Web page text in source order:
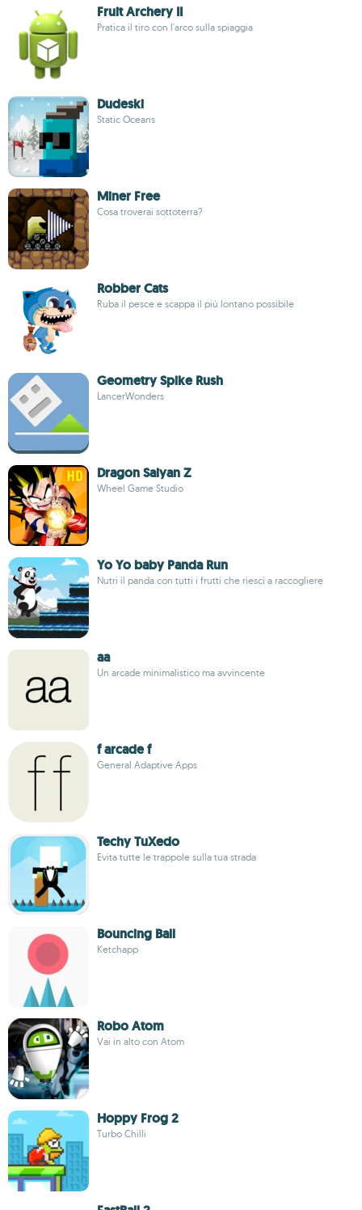
Fruit Archery II
Pratica il tiro con l'arco sulla spiaggia
Dudeski
Static Oceans
Miner Free
Cosa troverai sottoterra?
Robber Cats
Ruba il pesce e scappa il più lontano possibile
Geometry Spike Rush
LancerWonders
Dragon Saiyan Z
Wheel Game Studio
Yo Yo baby Panda Run
Nutri il panda con tutti i frutti che riesci a raccogliere
aa
Un arcade minimalistico ma avvincente
f arcade f
General Adaptive Apps
Techy TuXedo
Evita tutte le trappole sulla tua strada
Bouncing Ball
Ketchapp
Robo Atom
Vai in alto con Atom
Hoppy Frog 2
Turbo Chilli